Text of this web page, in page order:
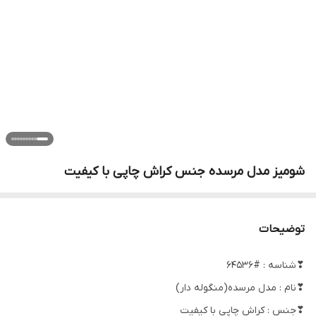
شومیز مدل مرسده جنس کراش چاپی با کیفیت
توضیحات
❣شناسه : #64536
❣نام : مدل مرسده(منگوله دار)
❣جنس : کراش چاپی با کیفیت